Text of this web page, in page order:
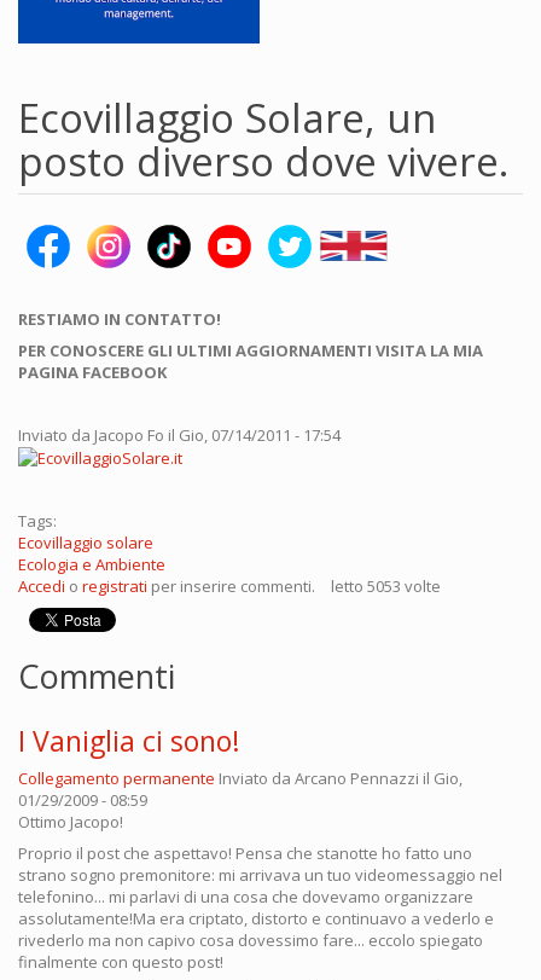
Ecovillaggio Solare, un
posto diverso dove vivere.
RESTIAMO IN CONTATTO!
PER CONOSCERE GLI ULTIMI AGGIORNAMENTI VISITA LA MIA
PAGINA FACEBOOK
Inviato da Jacopo Fo il Gio, 07/14/2011 - 17:54
Tags:
Ecovillaggio solare
Ecologia e Ambiente
Accedi o registrati per inserire commenti. letto 5053 volte
Commenti
I Vaniglia ci sono!
Collegamento permanente Inviato da Arcano Pennazzi il Gio,
01/29/2009 - 08:59
Ottimo Jacopo!
Proprio il post che aspettavo! Pensa che stanotte ho fatto uno
strano sogno premonitore: mi arrivava un tuo videomessaggio nel
telefonino... mi parlavi di una cosa che dovevamo organizzare
assolutamente!Ma era criptato, distorto e continuavo a vederlo e
rivederlo ma non capivo cosa dovessimo fare... eccolo spiegato
finalmente con questo post!